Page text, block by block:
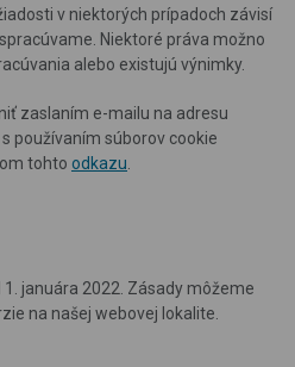
v niektorých prípadoch závisí
Niektoré práva možno
alebo existujú výnimky.
zaslaním e-mailu na adresu
používaním súborov cookie
tohto odkazu
januára 2022. Zásady môžeme
na našej webovej lokalite.